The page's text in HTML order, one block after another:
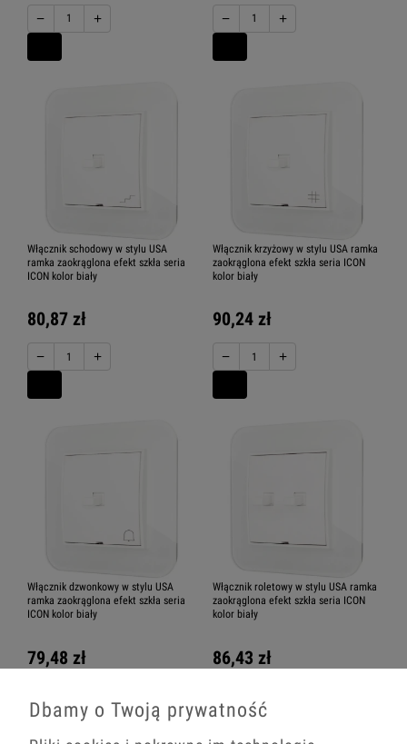
− + − +
Włącznik schodowy w stylu USA
ramka zaokrąglona efekt szkła seria
ICON kolor biały
80,87 zł
− +
Włącznik krzyżowy w stylu USA ramka
zaokrąglona efekt szkła seria ICON
kolor biały
90,24 zł
− +
Włącznik dzwonkowy w stylu USA
ramka zaokrąglona efekt szkła seria
ICON kolor biały
79,48 zł
Włącznik roletowy w stylu USA ramka
zaokrąglona efekt szkła seria ICON
kolor biały
86,43 zł
Dbamy o Twoją prywatność